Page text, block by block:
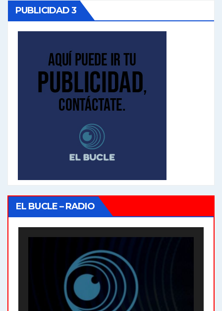
PUBLICIDAD 3
EL BUCLE – RADIO